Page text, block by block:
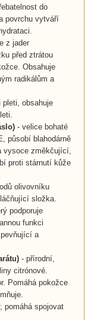
do
povrchu vytváří
z jader
před ztrátou
Obsahuje
radikálům a
obsahuje
) - velice bohaté
působí blahodárně
vysoce změkčující,
proti stárnutí kůže
olivovníku
složka.
podporuje
funkci
a
- přírodní,
citrónové.
Pomáhá pokožce
pomáhá spojovat